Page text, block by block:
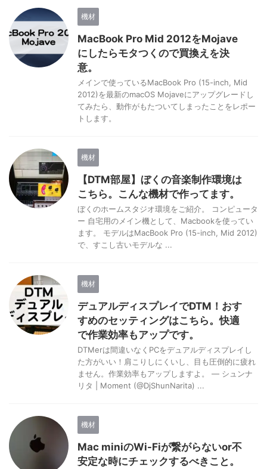
機材
MacBook Pro Mid 2012をMojave
にしたらモタつくので買換えを決
意。
メインで使っているMacBook Pro (15-inch, Mid
2012)を最新のmacOS Mojaveにアップグレードし
てみたら、動作がもたついてしまったことをレポー
トします。
機材
【DTM部屋】ぼくの音楽制作環境は
こちら。こんな機材で作ってます。
ぼくのホームスタジオ環境をご紹介。 コンピュータ
ー 自宅用のメイン機として、Macbookを使ってい
ます。 モデルはMacBook Pro (15-inch, Mid 2012)
で、すこし古いモデルな ...
機材
デュアルディスプレイでDTM！おす
すめのセッティングはこちら。快適
で作業効率もアップです。
DTMerは間違いなくPCをデュアルディスプレイし
た方がいい！肩こりしにくいし、目も圧倒的に疲れ
ません。作業効率もアップしますよ。 — シュンナ
リタ | Moment (@DjShunNarita) ...
機材
Mac miniのWi-Fiが繋がらないor不
安定な時にチェックするべきこと。